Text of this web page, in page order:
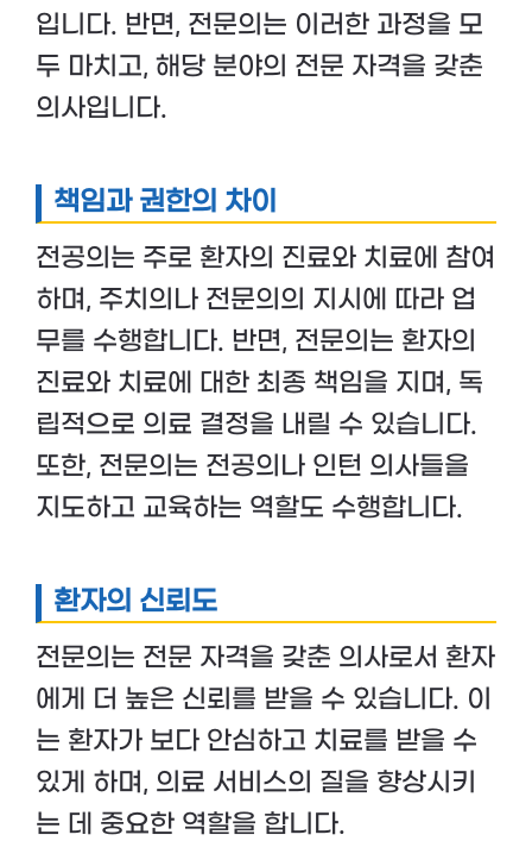
입니다. 반면, 전문의는 이러한 과정을 모
두 마치고, 해당 분야의 전문 자격을 갖춘
의사입니다.
책임과 권한의 차이
전공의는 주로 환자의 진료와 치료에 참여
하며, 주치의나 전문의의 지시에 따라 업
무를 수행합니다. 반면, 전문의는 환자의
진료와 치료에 대한 최종 책임을 지며, 독
립적으로 의료 결정을 내릴 수 있습니다.
또한, 전문의는 전공의나 인턴 의사들을
지도하고 교육하는 역할도 수행합니다.
환자의 신뢰도
전문의는 전문 자격을 갖춘 의사로서 환자
에게 더 높은 신뢰를 받을 수 있습니다. 이
는 환자가 보다 안심하고 치료를 받을 수
있게 하며, 의료 서비스의 질을 향상시키
는 데 중요한 역할을 합니다.